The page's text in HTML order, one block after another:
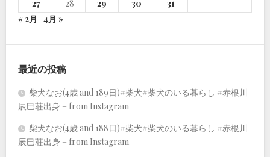
27
28 29 30
31
« 2月
4月 »
最近の投稿
柴犬なお(4歳 and 189日)#柴犬#柴犬のいる暮らし #赤根川
辰巳荘出身 – from Instagram
柴犬なお(4歳 and 188日)#柴犬#柴犬のいる暮らし #赤根川
辰巳荘出身 – from Instagram